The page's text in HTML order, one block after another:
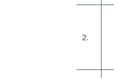
2.